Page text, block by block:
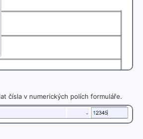
čísla v numerických polích formuláře.